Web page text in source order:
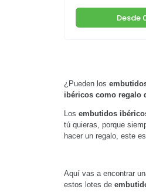
Desde
¿Pueden los
ibéricos como regalo
Los embutidos
tú quieras, porque
hacer un regalo, este
Aquí vas a encontrar
estos lotes de